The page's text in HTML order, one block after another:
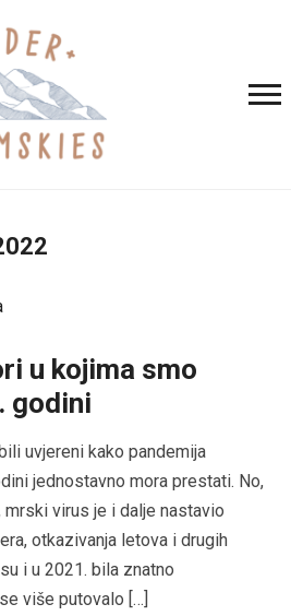
u kojima smo
godini
uvjereni kako pandemija
jednostavno mora prestati. No,
virus je i dalje nastavio
otkazivanja letova i drugih
i u 2021. bila znatno
više putovalo […]